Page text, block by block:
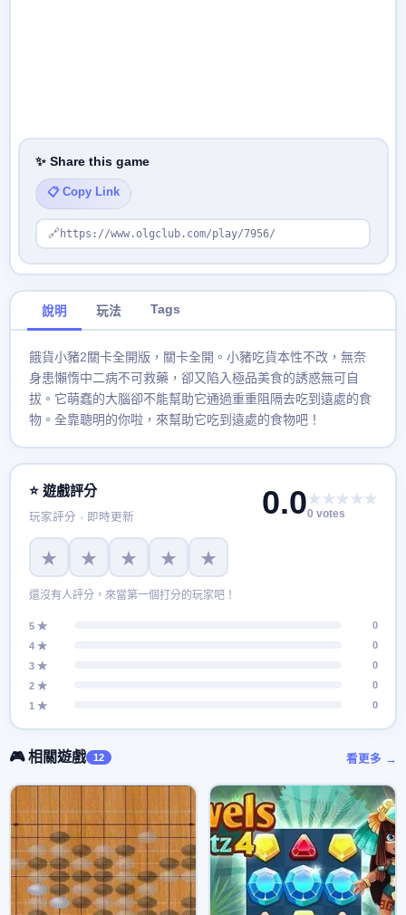
✨ Share this game
📋 Copy Link
🔗 https://www.olgclub.com/play/7956/
說明 玩法 Tags
餓貨小豬2關卡全開版，關卡全開。小豬吃貨本性不改，無奈
身患懶惰中二病不可救藥，卻又陷入極品美食的誘惑無可自
拔。它萌蠢的大腦卻不能幫助它通過重重阻隔去吃到遠處的食
物。全靠聰明的你啦，來幫助它吃到遠處的食物吧！
⭐ 遊戲評分
玩家評分 · 即時更新 0.0★★★★★
0 votes
★ ★ ★ ★ ★
還沒有人評分，來當第一個打分的玩家吧！
5 ★
0
4 ★
0
3 ★
0
2 ★
0
1 ★
0
🎮 相關遊戲 12 看更多 →